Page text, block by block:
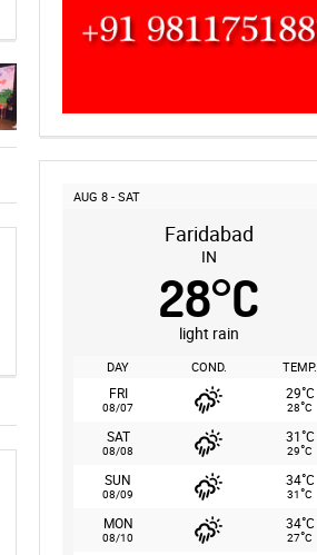
AUG 8 - SAT
Faridabad
IN
28°C
light rain
DAY COND. TEMP.
FRI
08/07
29°C
28°C
SAT
08/08
31°C
29°C
SUN
08/09
34°C
31°C
MON
08/10
34°C
27°C